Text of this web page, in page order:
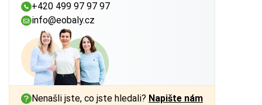
+420 499 97 97 97
info@eobaly.cz
Nenašli jste, co jste hledali? Napište nám